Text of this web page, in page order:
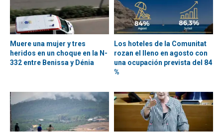
Muere una mujer y tres
heridos en un choque en la N-
332 entre Benissa y Dénia
Los hoteles de la Comunitat
rozan el lleno en agosto con
una ocupación prevista del 84
%